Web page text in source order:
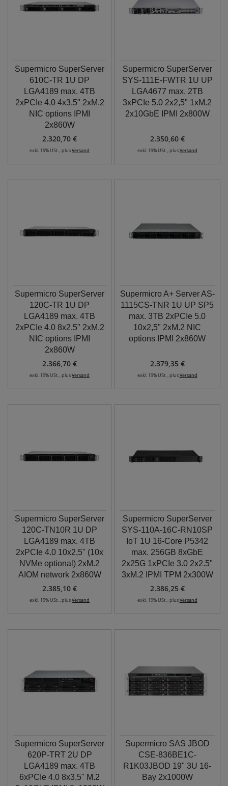
Supermicro SuperServer
610C-TR 1U DP
LGA4189 max. 4TB
2xPCIe 4.0 4x3,5" 2xM.2
NIC options IPMI
2x860W
2.320,70 €
exkl. 19% USt. , plusVersand
Supermicro SuperServer
SYS-111E-FWTR 1U UP
LGA4677 max. 2TB
3xPCIe 5.0 2x2,5" 1xM.2
2x10GbE IPMI 2x800W
2.350,60 €
exkl. 19% USt. , plusVersand
Supermicro SuperServer
120C-TR 1U DP
LGA4189 max. 4TB
2xPCIe 4.0 8x2,5" 2xM.2
NIC options IPMI
2x860W
2.366,70 €
exkl. 19% USt. , plusVersand
Supermicro A+ Server AS-
1115CS-TNR 1U UP SP5
max. 3TB 2xPCIe 5.0
10x2,5" 2xM.2 NIC
options IPMI 2x860W
2.379,35 €
exkl. 19% USt. , plusVersand
Supermicro SuperServer
120C-TN10R 1U DP
LGA4189 max. 4TB
2xPCIe 4.0 10x2,5" (10x
NVMe optional) 2xM.2
AIOM network 2x860W
2.385,10 €
exkl. 19% USt. , plusVersand
Supermicro SuperServer
SYS-110A-16C-RN10SP
IoT 1U 16-Core P5342
max. 256GB 8xGbE
2x25G 1xPCIe 3.0 2x2.5"
3xM.2 IPMI TPM 2x300W
2.386,25 €
exkl. 19% USt. , plusVersand
Supermicro SuperServer
620P-TRT 2U DP
LGA4189 max. 4TB
6xPCIe 4.0 8x3,5" M.2
Supermicro SAS JBOD
CSE-836BE1C-
R1K03JBOD 19" 3U 16-
Bay 2x1000W